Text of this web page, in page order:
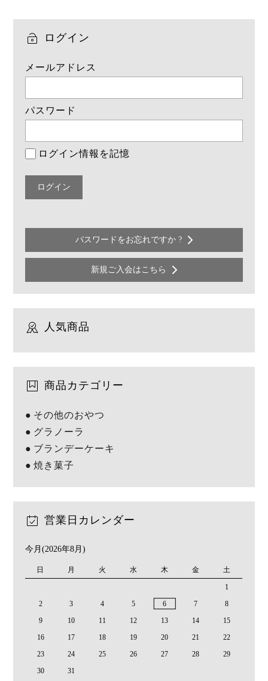
ログイン
メールアドレス
パスワード
ログイン情報を記憶
パスワードをお忘れですか ?
新規ご入会はこちら
人気商品
商品カテゴリー
その他のおやつ
グラノーラ
ブランデーケーキ
焼き菓子
営業日カレンダー
今月(2026年8月)
日 月 火 水 木 金 土
1
2
3 4 5 6 7
8
9
10 11 12 13 14
15
16
17 18 19 20 21
22
23
24 25 26 27 28
29
30
31